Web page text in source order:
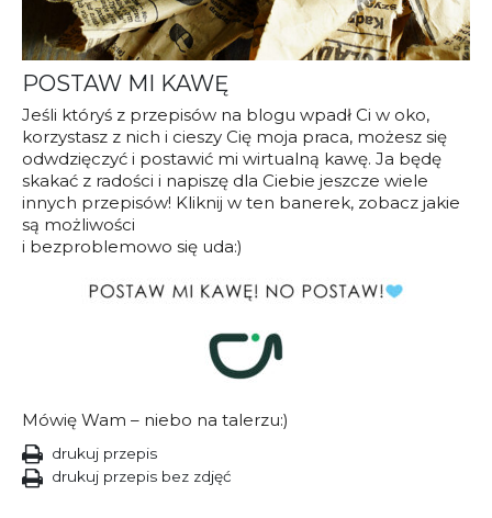
POSTAW MI KAWĘ
Jeśli któryś z przepisów na blogu wpadł Ci w oko,
korzystasz z nich i cieszy Cię moja praca, możesz się
odwdzięczyć i postawić mi wirtualną kawę. Ja będę
skakać z radości i napiszę dla Ciebie jeszcze wiele
innych przepisów! Kliknij w ten banerek, zobacz jakie
są możliwości
i bezproblemowo się uda:)
Mówię Wam – niebo na talerzu:)
drukuj przepis
drukuj przepis bez zdjęć